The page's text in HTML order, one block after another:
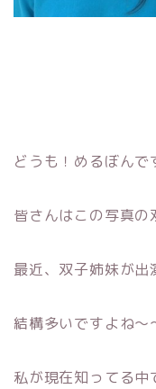
どうも！めるぼんで
皆さんはこの写真の
最近、双子姉妹が出
結構多いですよね〜
私が現在知ってる中